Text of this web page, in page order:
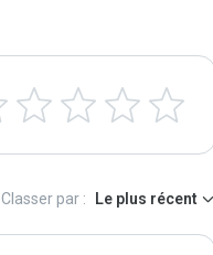
Classer par : Le plus récent